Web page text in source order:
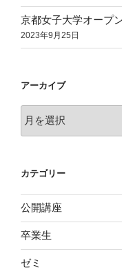
京都女子大学オープ
2023年9月25日
アーカイブ
ー
ブ
カテゴリー
公開講座
卒業生
ゼミ